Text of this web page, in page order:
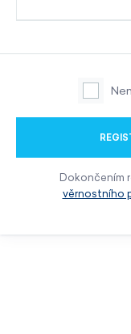
Dokončením
věrnostního